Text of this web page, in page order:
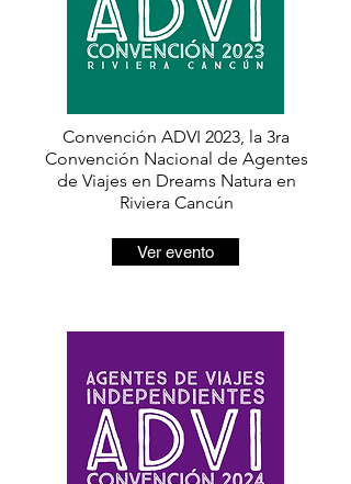
Convención ADVI 2023, la 3ra
Convención Nacional de Agentes
de Viajes en Dreams Natura en
Riviera Cancún
Ver evento